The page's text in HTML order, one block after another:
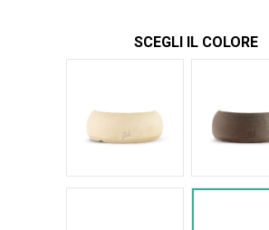
SCEGLI IL COLORE